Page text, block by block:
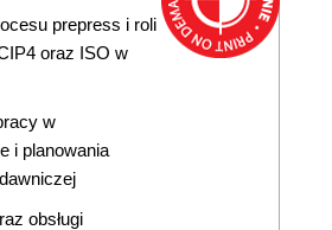
prepress i roli
oraz ISO w
w
i planowania
obsługi